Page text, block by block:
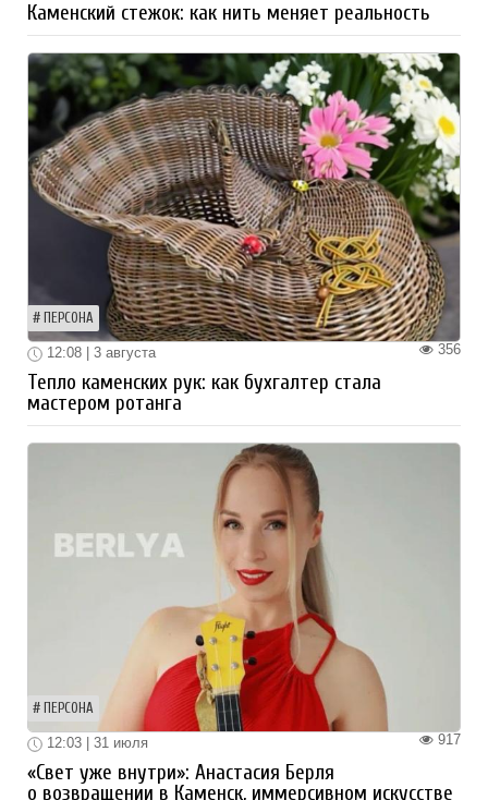
Каменский стежок: как нить меняет реальность
ПЕРСОНА
356
12:08 | 3 августа
Тепло каменских рук: как бухгалтер стала
мастером ротанга
ПЕРСОНА
917
12:03 | 31 июля
«Свет уже внутри»: Анастасия Берля
о возвращении в Каменск, иммерсивном искусстве